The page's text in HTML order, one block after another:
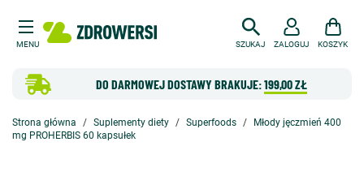
MENU SZUKAJ
DO DARMOWEJ DOSTAWY BRAKUJE:199,00 ZŁ
ZALOGUJ KOSZYK
Strona główna Suplementy diety Superfoods
Młody jęczmień 400
mg PROHERBIS 60 kapsułek